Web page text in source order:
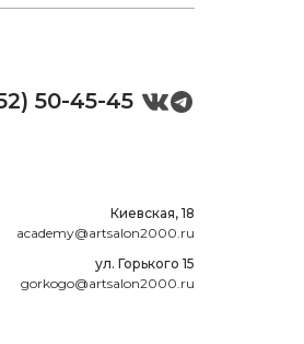
50-45-45
Киевская, 18
academy@artsalon2000.ru
ул. Горького 15
gorkogo@artsalon2000.ru